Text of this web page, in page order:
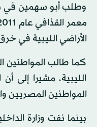
وطلب أبو سهمين في
الأراضي الليبية في
كما طالب
الليبية، مشيرا
المواطنين المصريين
بينما نفت وزارة